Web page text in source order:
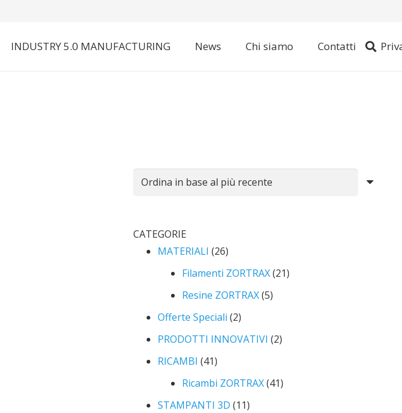
INDUSTRY 5.0 MANUFACTURING News Chi siamo Contatti
CATEGORIE
MATERIALI (26)
Filamenti ZORTRAX(21)
Resine ZORTRAX(5)
Offerte Speciali (2)
PRODOTTI INNOVATIVI (2)
RICAMBI (41)
Ricambi ZORTRAX(41)
STAMPANTI 3D (11)